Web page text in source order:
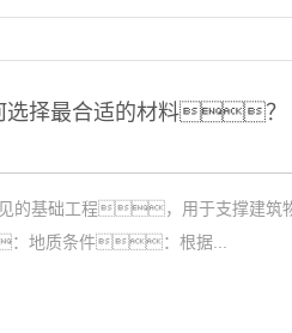
选择最合适的材料？
的基础工程，用于支撑建筑
：地质条件：根据...